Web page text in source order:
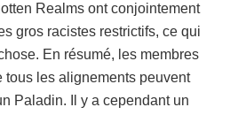
Realms ont conjointement
gros racistes restrictifs, ce qui
En résumé, les membres
tous les alignements peuvent
Paladin. Il y a cependant un